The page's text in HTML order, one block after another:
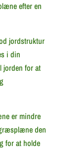
efter en
jordstruktur
i din
for at
er mindre
den
for at holde